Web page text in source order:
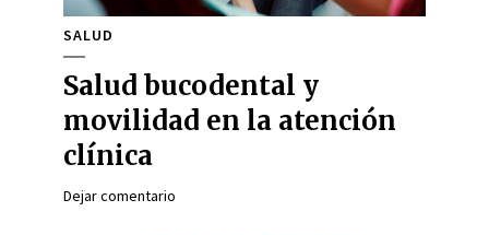
SALUD
Salud bucodental y
movilidad en la atención
clínica
Dejar comentario